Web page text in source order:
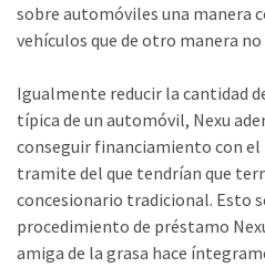
sobre automóviles una manera
vehículos que de otro manera
Igualmente reducir la cantidad
típica de un automóvil, Nexu
conseguir financiamiento con
tramite del que tendrían que
concesionario tradicional. Esto
procedimiento de préstamo
amiga de la grasa hace